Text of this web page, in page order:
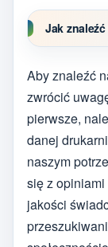
Jak
Aby znaleźć
zwrócić
pierwsze,
danej
naszym
się z
jakości